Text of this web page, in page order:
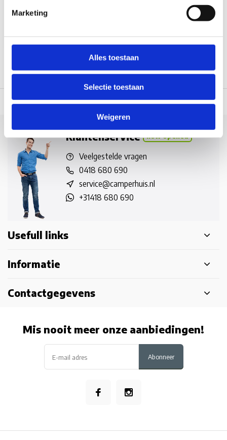
Marketing
Alles toestaan
Selectie toestaan
Weigeren
€12,95
verzonden(werkdagen, normale pakketten naar NL/BE/DE) World
Klantenservice now opened
Veelgestelde vragen
0418 680 690
service@camperhuis.nl
+31418 680 690
Usefull links
Informatie
Contactgegevens
Mis nooit meer onze aanbiedingen!
Abonneer